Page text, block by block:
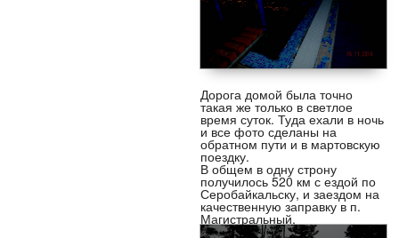
Дорога домой была точно
такая же только в светлое
время суток. Туда ехали в ночь
и все фото сделаны на
обратном пути и в мартовскую
поездку.
В общем в одну строну
получилось 520 км с ездой по
Серобайкальску, и заездом на
качественную заправку в п.
Магистральный.